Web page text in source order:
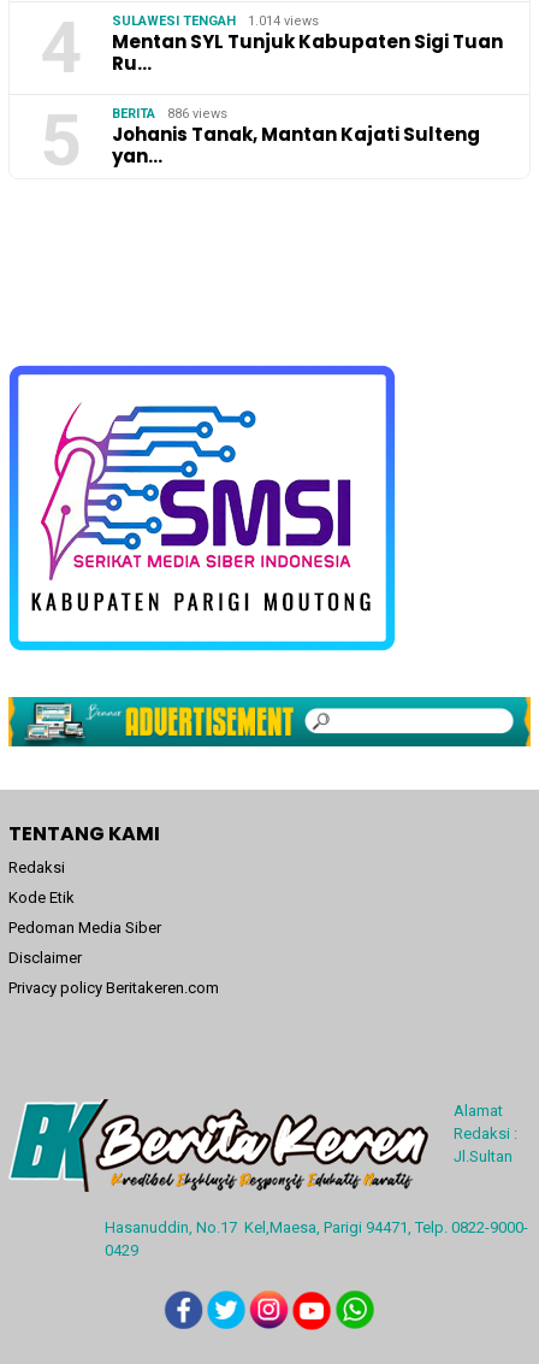
4 SULAWESI TENGAH 1.014 views
Mentan SYL Tunjuk Kabupaten Sigi Tuan
Ru…
5 BERITA 886 views
Johanis Tanak, Mantan Kajati Sulteng
yan…
TENTANG KAMI
Redaksi
Kode Etik
Pedoman Media Siber
Disclaimer
Privacy policy Beritakeren.com
Alamat
Redaksi :
Jl.Sultan
Hasanuddin, No.17 Kel,Maesa, Parigi 94471, Telp. 0822-9000-
0429